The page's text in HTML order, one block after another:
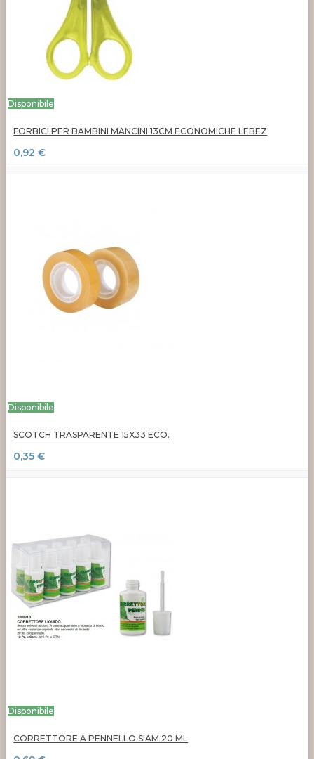
Disponibile
FORBICI PER BAMBINI MANCINI 13CM ECONOMICHE LEBEZ
0,92 €
Disponibile
SCOTCH TRASPARENTE 15X33 ECO.
0,35 €
Disponibile
CORRETTORE A PENNELLO SIAM 20 ML